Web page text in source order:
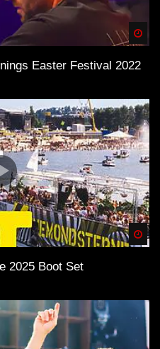
Easter Festival 2022
2025 Boot Set